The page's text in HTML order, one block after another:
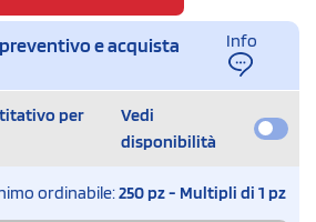
e acquista
Info
per
Vedi
disponibilità
ordinabile:250 pz - Multipli di 1 pz